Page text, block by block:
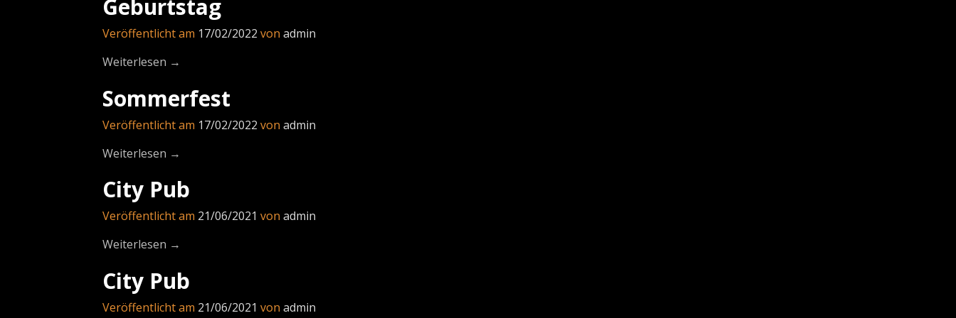
Geburtstag
Veröffentlicht am 17/02/2022 von admin
Weiterlesen →
Sommerfest
Veröffentlicht am 17/02/2022 von admin
Weiterlesen →
City Pub
Veröffentlicht am 21/06/2021 von admin
Weiterlesen →
City Pub
Veröffentlicht am 21/06/2021 von admin